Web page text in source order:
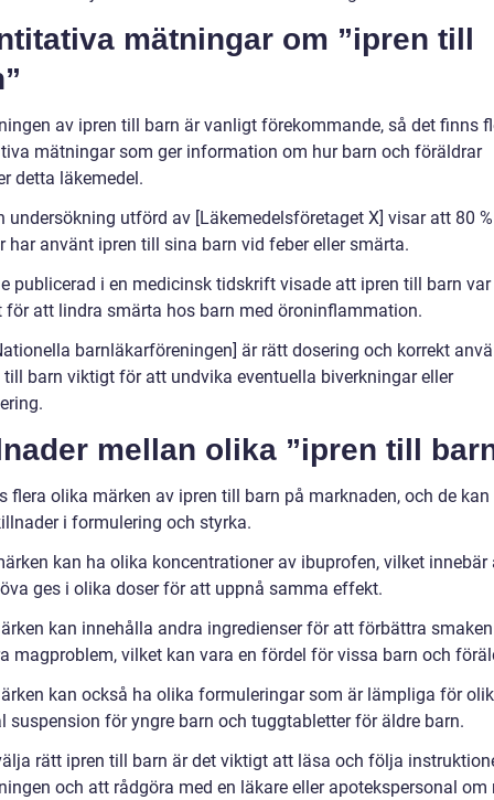
mätningar om ”ipren till
av ipren till barn är vanligt förekommande, så det finns
mätningar som ger information om hur barn och föräldrar
detta läkemedel.
undersökning utförd av [Läkemedelsföretaget X] visar att 80
har använt ipren till sina barn vid feber eller smärta.
publicerad i en medicinsk tidskrift visade att ipren till barn var
för att lindra smärta hos barn med öroninflammation.
barnläkarföreningen] är rätt dosering och korrekt
till barn viktigt för att undvika eventuella biverkningar eller
mellan olika ”ipren till
flera olika märken av ipren till barn på marknaden, och de kan
i formulering och styrka.
kan ha olika koncentrationer av ibuprofen, vilket innebär
ges i olika doser för att uppnå samma effekt.
kan innehålla andra ingredienser för att förbättra
magproblem, vilket kan vara en fördel för vissa barn och
kan också ha olika formuleringar som är lämpliga för
suspension för yngre barn och tuggtabletter för äldre barn.
rätt ipren till barn är det viktigt att läsa och följa
och att rådgöra med en läkare eller apotekspersonal om